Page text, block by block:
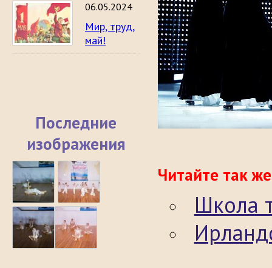
06.05.2024
Мир, труд,
май!
Последние
изображения
Читайте так
Школа